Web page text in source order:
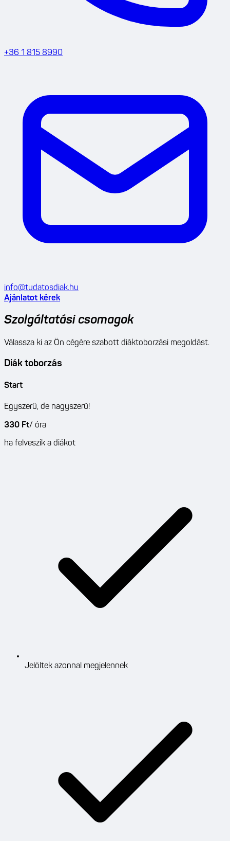
+36 1 815 8990
info@tudatosdiak.hu
Ajánlatot kérek
Szolgáltatási csomagok
Válassza ki az Ön cégére szabott diáktoborzási megoldást.
Diák toborzás
Start
Egyszerű, de nagyszerű!
330 Ft/ óra
ha felveszik a diákot
Jelöltek azonnal megjelennek